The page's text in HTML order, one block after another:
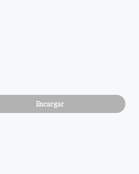
Encargar